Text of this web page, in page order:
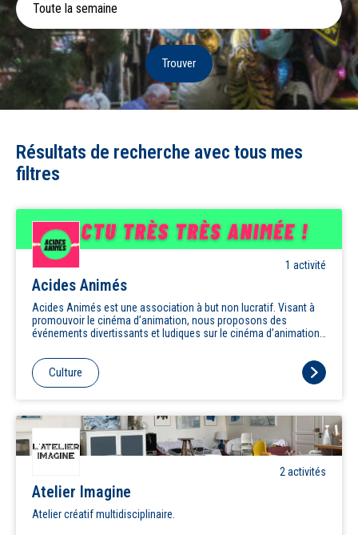
Toute la semaine
Trouver
Résultats de recherche avec tous mes
filtres
1 activité
Acides Animés
Acides Animés est une association à but non lucratif. Visant à
promouvoir le cinéma d’animation, nous proposons des
événements divertissants et ludiques sur le cinéma d’animation.
toutes ses formes - Informer sur l’actualités et participer à un
éveil culturel et artistique - Inciter à la création amateur de
courts-métrages animés - Partager notre passion pour
Culture
2 activités
Atelier Imagine
Atelier créatif multidisciplinaire.